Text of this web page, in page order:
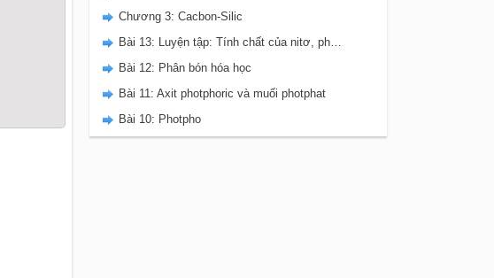
Chương 3: Cacbon-Silic
Bài 13: Luyện tập: Tính chất của nitơ, photpho và các hợp chất của chúng
Bài 12: Phân bón hóa học
Bài 11: Axit photphoric và muối photphat
Bài 10: Photpho